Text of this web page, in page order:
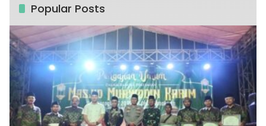
Popular Posts